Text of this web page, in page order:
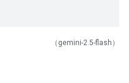
（gemini-2.5-flash）